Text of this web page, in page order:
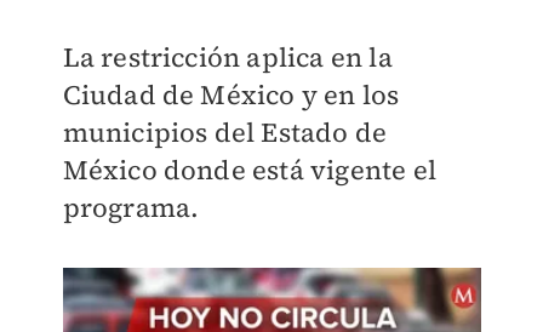
La restricción aplica en la
Ciudad de México y en los
municipios del Estado de
México donde está vigente el
programa.